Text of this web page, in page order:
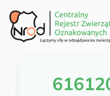
Przejdź
do
treści